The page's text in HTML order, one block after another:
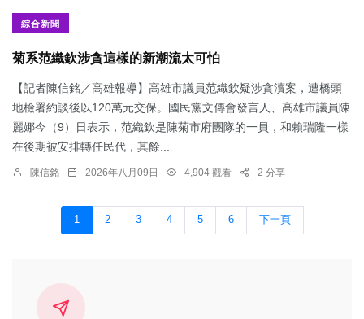
綜合新聞
菊系范織欽涉貪這樣的新潮流太可怕
【記者陳信銘／高雄報導】高雄市議員范織欽疑涉貪瀆案，遭橋頭
地檢署約談後以120萬元交保。國民黨文傳會發言人、高雄市議員陳
麗娜今（9）日表示，范織欽是陳菊市府團隊的一員，和賴瑞隆一樣
在後期被安排轉任民代，其餘...
陳信銘 2026年八月09日 4,904 觀看 2 分享
1 2 3 4 5 6 下一頁